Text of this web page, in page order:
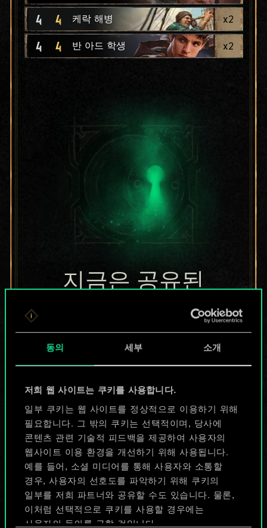
동의 세부 소개
저희 웹 사이트는 쿠키를 사용합니다.
일부 쿠키는 웹 사이트를 정상적으로 이용하기 위해
필요합니다. 그 밖의 쿠키는 선택적이며, 당사에
콘텐츠 관련 기술적 피드백을 제공하여 사용자의
웹사이트 이용 환경을 개선하기 위해 사용됩니다.
예를 들어, 소셜 미디어를 통해 사용자와 소통할
경우, 사용자의 선호도를 파악하기 위해 쿠키의
일부를 저희 파트너와 공유할 수도 있습니다. 물론,
이처럼 선택적으로 쿠키를 사용할 경우에는
사용자의 동의를 구할 것입니다.
4 4 케락 해병 x2
4 4 반 아드 학생 x2
지금은 공유된
카드들에 지나지
않지만
무궁무진한
가능성을 가지고
있습니다!
덱 이름 짓기 & 가이드 작성하기
덱 편집